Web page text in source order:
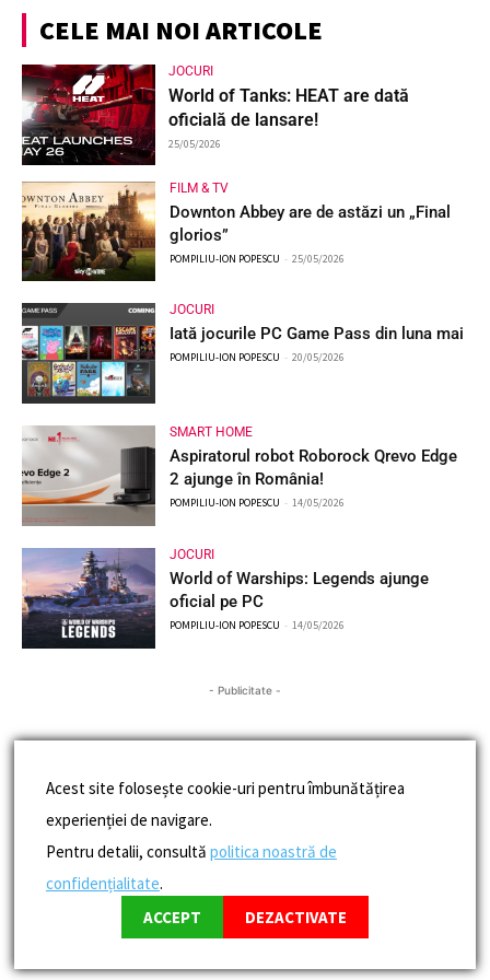
CELE MAI NOI ARTICOLE
JOCURI
World of Tanks: HEAT are dată
oficială de lansare!
25/05/2026
FILM & TV
Downton Abbey are de astăzi un „Final
glorios”
POMPILIU-ION POPESCU - 25/05/2026
JOCURI
Iată jocurile PC Game Pass din luna mai
POMPILIU-ION POPESCU - 20/05/2026
SMART HOME
Aspiratorul robot Roborock Qrevo Edge
2 ajunge în România!
POMPILIU-ION POPESCU - 14/05/2026
JOCURI
World of Warships: Legends ajunge
oficial pe PC
POMPILIU-ION POPESCU - 14/05/2026
- Publicitate -
Acest site folosește cookie-uri pentru îmbunătățirea
experienției de navigare.
Pentru detalii, consultă politica noastră de
confidențialitate.
ACCEPT
DEZACTIVATE